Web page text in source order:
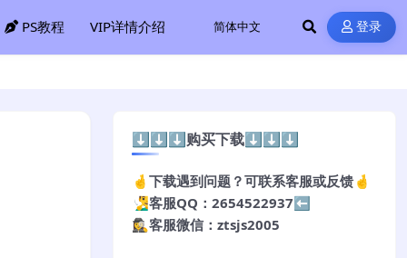
PS教程 VIP详情介绍 登录
⬇️⬇️⬇️购买下载⬇️⬇️⬇️
🤞下载遇到问题？可联系客服或反馈🤞
🧏‍♂️客服QQ：2654522937⬅️
🕵️‍♀️客服微信：ztsjs2005